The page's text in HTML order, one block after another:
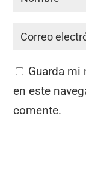
Guarda mi
en este
comente.